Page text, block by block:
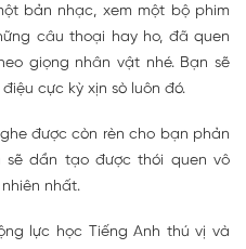
bản nhạc, xem một bộ phim
câu thoại hay ho, đã quen
giọng nhân vật nhé. Bạn sẽ
cực kỳ xịn sò luôn đó.
được còn rèn cho bạn phản
dần tạo được thói quen vô
nhất.
lực học Tiếng Anh thú vị và